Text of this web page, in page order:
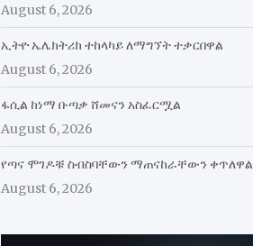
August 6, 2026
ኢትዮ ኤሌክትሪክ ተከላካይ ለማግኘት ተቃርበዋል
August 6, 2026
ፋሲል ከነማ ቡጣቃ ሸመናን አስፈርሟል
August 6, 2026
የጣና ሞገዶቹ ስብስባቸውን ማጠናከራቸውን ቀጥለዋል
August 6, 2026